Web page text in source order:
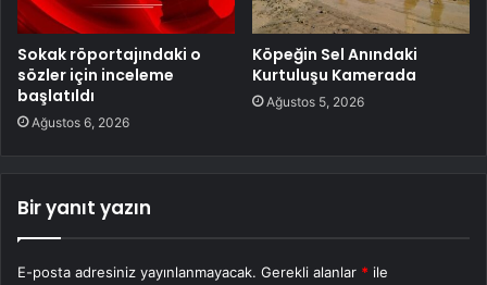
Sokak röportajındaki o
sözler için inceleme
başlatıldı
Ağustos 6, 2026
Köpeğin Sel Anındaki
Kurtuluşu Kamerada
Ağustos 5, 2026
Bir yanıt yazın
E-posta adresiniz yayınlanmayacak. Gerekli alanlar * ile